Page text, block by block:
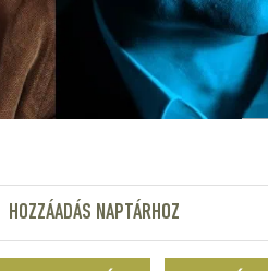
HOZZÁADÁS NAPTÁRHOZ